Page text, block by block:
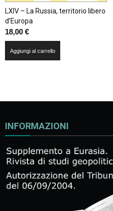
LXIV – La Russia, territorio libero
d’Europa
18,00 €
Aggiungi al carrello
INFORMAZIONI